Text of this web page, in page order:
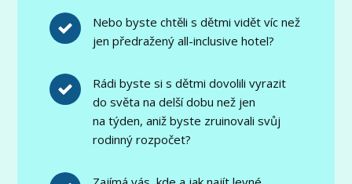
Nebo byste chtěli s dětmi vidět víc než
jen předražený all-inclusive hotel?
Rádi byste si s dětmi dovolili vyrazit
do světa na delší dobu než jen
na týden, aniž byste zruinovali svůj
rodinný rozpočet?